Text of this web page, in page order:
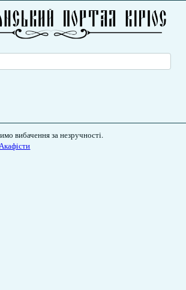
вибачення за незручності.